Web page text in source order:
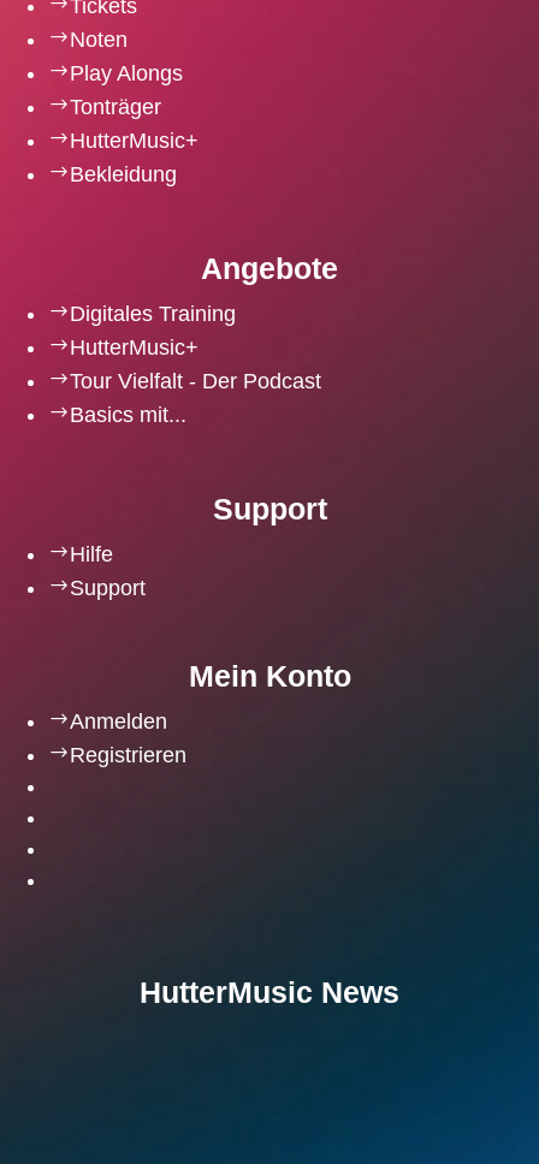
Tickets
$Noten
$Play Alongs
$Tonträger
$HutterMusic+
$Bekleidung
Angebote
$Digitales Training
$HutterMusic+
$Tour Vielfalt - Der Podcast
$Basics mit...
Support
$Hilfe
$Support
Mein Konto
$Anmelden
$Registrieren
HutterMusic News